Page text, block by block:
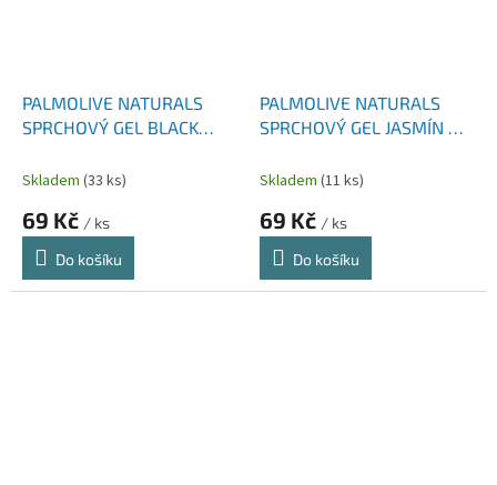
PALMOLIVE NATURALS
SPRCHOVÝ GEL BLACK
Skladem (33 ks)
69 Kč / ks
Do košíku
PALMOLIVE NATURALS
SPRCHOVÝ GEL JASMÍN &
Skladem (11 ks)
69 Kč / ks
Do košíku